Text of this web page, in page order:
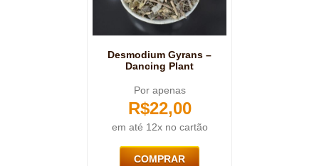
Desmodium Gyrans –
Dancing Plant
Por apenas
R$22,00
em até 12x no cartão
COMPRAR